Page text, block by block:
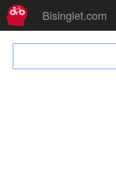
Bisinglet.com